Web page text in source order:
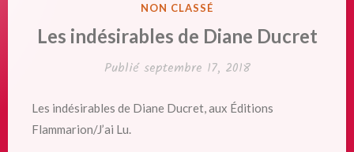
PUBLIÉ
NON CLASSÉ
Les indésirables de Diane Ducret
Publié septembre 17, 2018
Les indésirables de Diane Ducret, aux Éditions
Flammarion/J’ai Lu.